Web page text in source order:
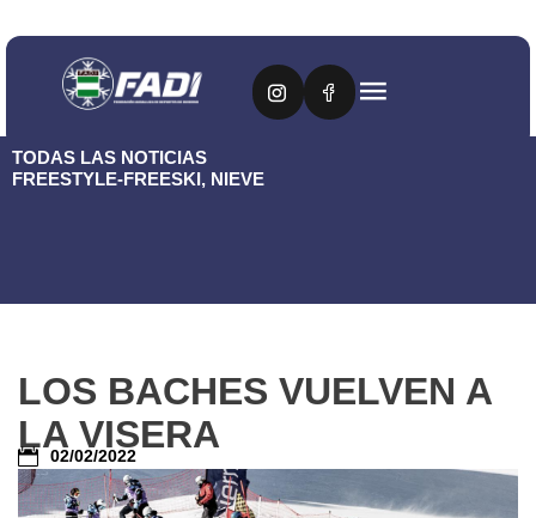
TODAS LAS NOTICIAS
FREESTYLE-FREESKI, NIEVE
LOS BACHES VUELVEN A
LA VISERA
02/02/2022